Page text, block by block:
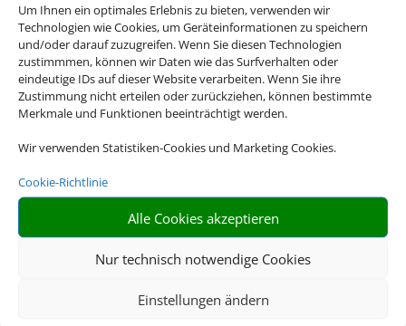
Um Ihnen ein optimales Erlebnis zu bieten, verwenden wir
Technologien wie Cookies, um Geräteinformationen zu speichern
und/oder darauf zuzugreifen. Wenn Sie diesen Technologien
zustimmmen, können wir Daten wie das Surfverhalten oder
eindeutige IDs auf dieser Website verarbeiten. Wenn Sie ihre
Zustimmung nicht erteilen oder zurückziehen, können bestimmte
Merkmale und Funktionen beeinträchtigt werden.
Wir verwenden Statistiken-Cookies und Marketing Cookies.
Cookie-Richtlinie
Alle Cookies akzeptieren
Nur technisch notwendige Cookies
Einstellungen ändern
Bei uns finden Sie Tickets für über
20.000 Events weltweit. Egal ob
Musicals, Konzerte, Opern oder
Sportevents, wir haben immer das
Passende für Sie.

RIESIGE AUSWAHL